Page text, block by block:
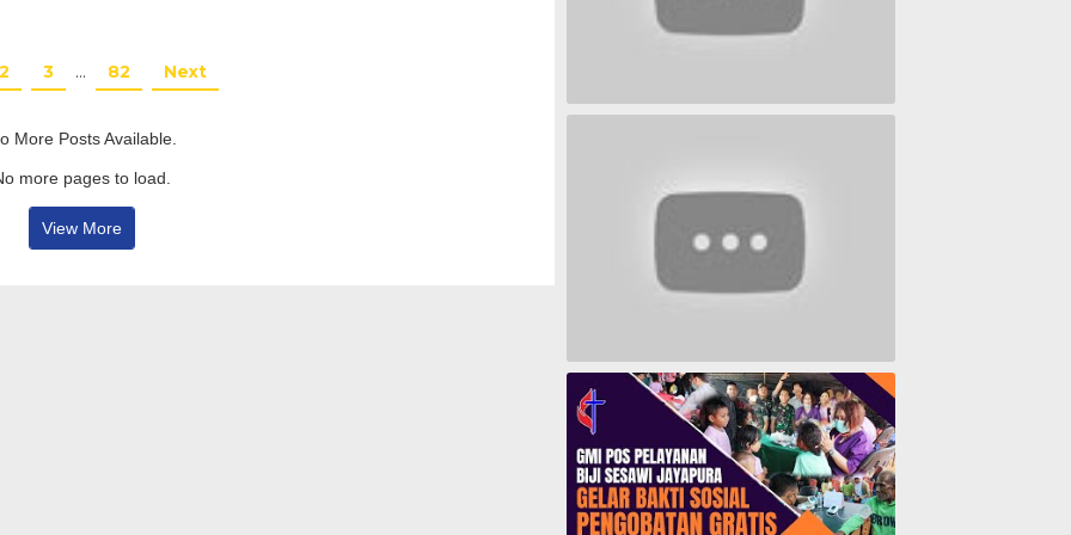
3 … 82 Next
More Posts Available.
more pages to load.
View More
Lagu Timur yang Paling 2022
Lagu Rohani Tanpa Iklan - Lagu Pujian dan Penyembahan Paskah 2022